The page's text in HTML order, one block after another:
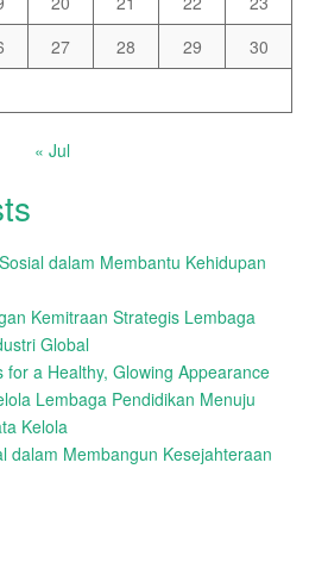
27 28 29
30
« Jul
dalam Membantu Kehidupan
Kemitraan Strategis Lembaga
Global
for a Healthy, Glowing Appearance
Lembaga Pendidikan Menuju
Kelola
dalam Membangun Kesejahteraan